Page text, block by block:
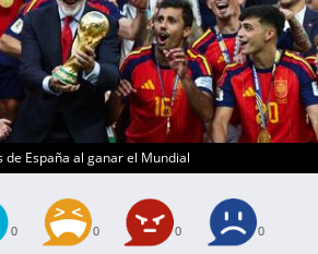
de España al ganar el Mundial
0 0 0 0